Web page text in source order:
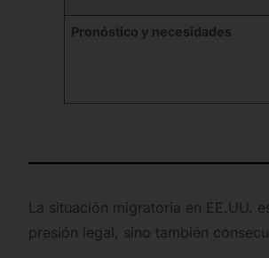
Pronóstico y necesidades
La situación migratoria en EE.UU.
presión legal, sino también